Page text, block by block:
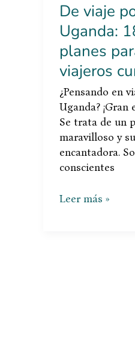
De viaje
Uganda:
planes
viajeros
¿Pensando en
Uganda? ¡Gran
Se trata de un
maravilloso y
encantadora.
conscientes
Leer más »